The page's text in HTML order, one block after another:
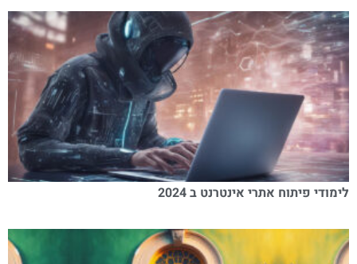
לימודי פיתוח אתרי אינטרנט ב 2024